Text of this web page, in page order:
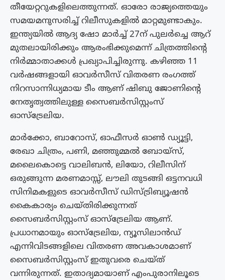
തീയേറ്ററുകളിലെത്തുന്നത്. ഓരോ രാജ്യത്തെയും
സമയമനുസരിച്ച് റിലീസുകളിൽ മാറ്റമുണ്ടാകും.
ഇന്ത്യയിൽ ആദ്യ ഷോ മാർച്ച് 27ന് പുലർച്ചെ ആറ്
മുതലായിരിക്കും ആരംഭിക്കുമെന്ന് ചിത്രത്തിൻ്റെ
നിർമ്മാതാക്കൾ പ്രഖ്യാപിച്ചിരുന്നു. കഴിഞ്ഞ 11
വർഷങ്ങളായി ഓവർസീസ് വിതരണ രംഗത്ത്
നിറസാന്നിധ്യമായ ടീം ആണ് ഷിബു ജോണിൻ്റെ
നേതൃത്വത്തിലുള്ള സൈബർസിസ്റ്റംസ്
ഓസ്ട്രേലിയ.
മാർക്കോ, ബാറോസ്, ഓഫീസർ ഓൺ ഡ്യൂട്ടി,
രേഖാ ചിത്രം, പണി, മഞ്ഞുമ്മൽ ബോയ്സ്,
മലൈകൊട്ടെ വാലിബൻ, ലിയോ, റിലീസിന്
ഒരുങ്ങുന്ന മരണമാസ്സ്, ലൗലി തുടങ്ങി ഒട്ടനവധി
സിനിമകളുടെ ഓവർസീസ് ഡിസ്ട്രിബ്യൂഷൻ
കൈകാര്യം ചെയ്തിരിക്കുന്നത്
സൈബർസിസ്റ്റംസ് ഓസ്ട്രേലിയ ആണ്.
പ്രധാനമായും ഓസ്ട്രേലിയ, ന്യൂസിലാൻഡ്
എന്നിവിടങ്ങളിലെ വിതരണ അവകാശമാണ്
സൈബർസിസ്റ്റംസ് ഇതുവരെ ചെയ്ത്
വന്നിരുന്നത്. ഇതാദ്യമായാണ് എംപുരാനിലൂടെ